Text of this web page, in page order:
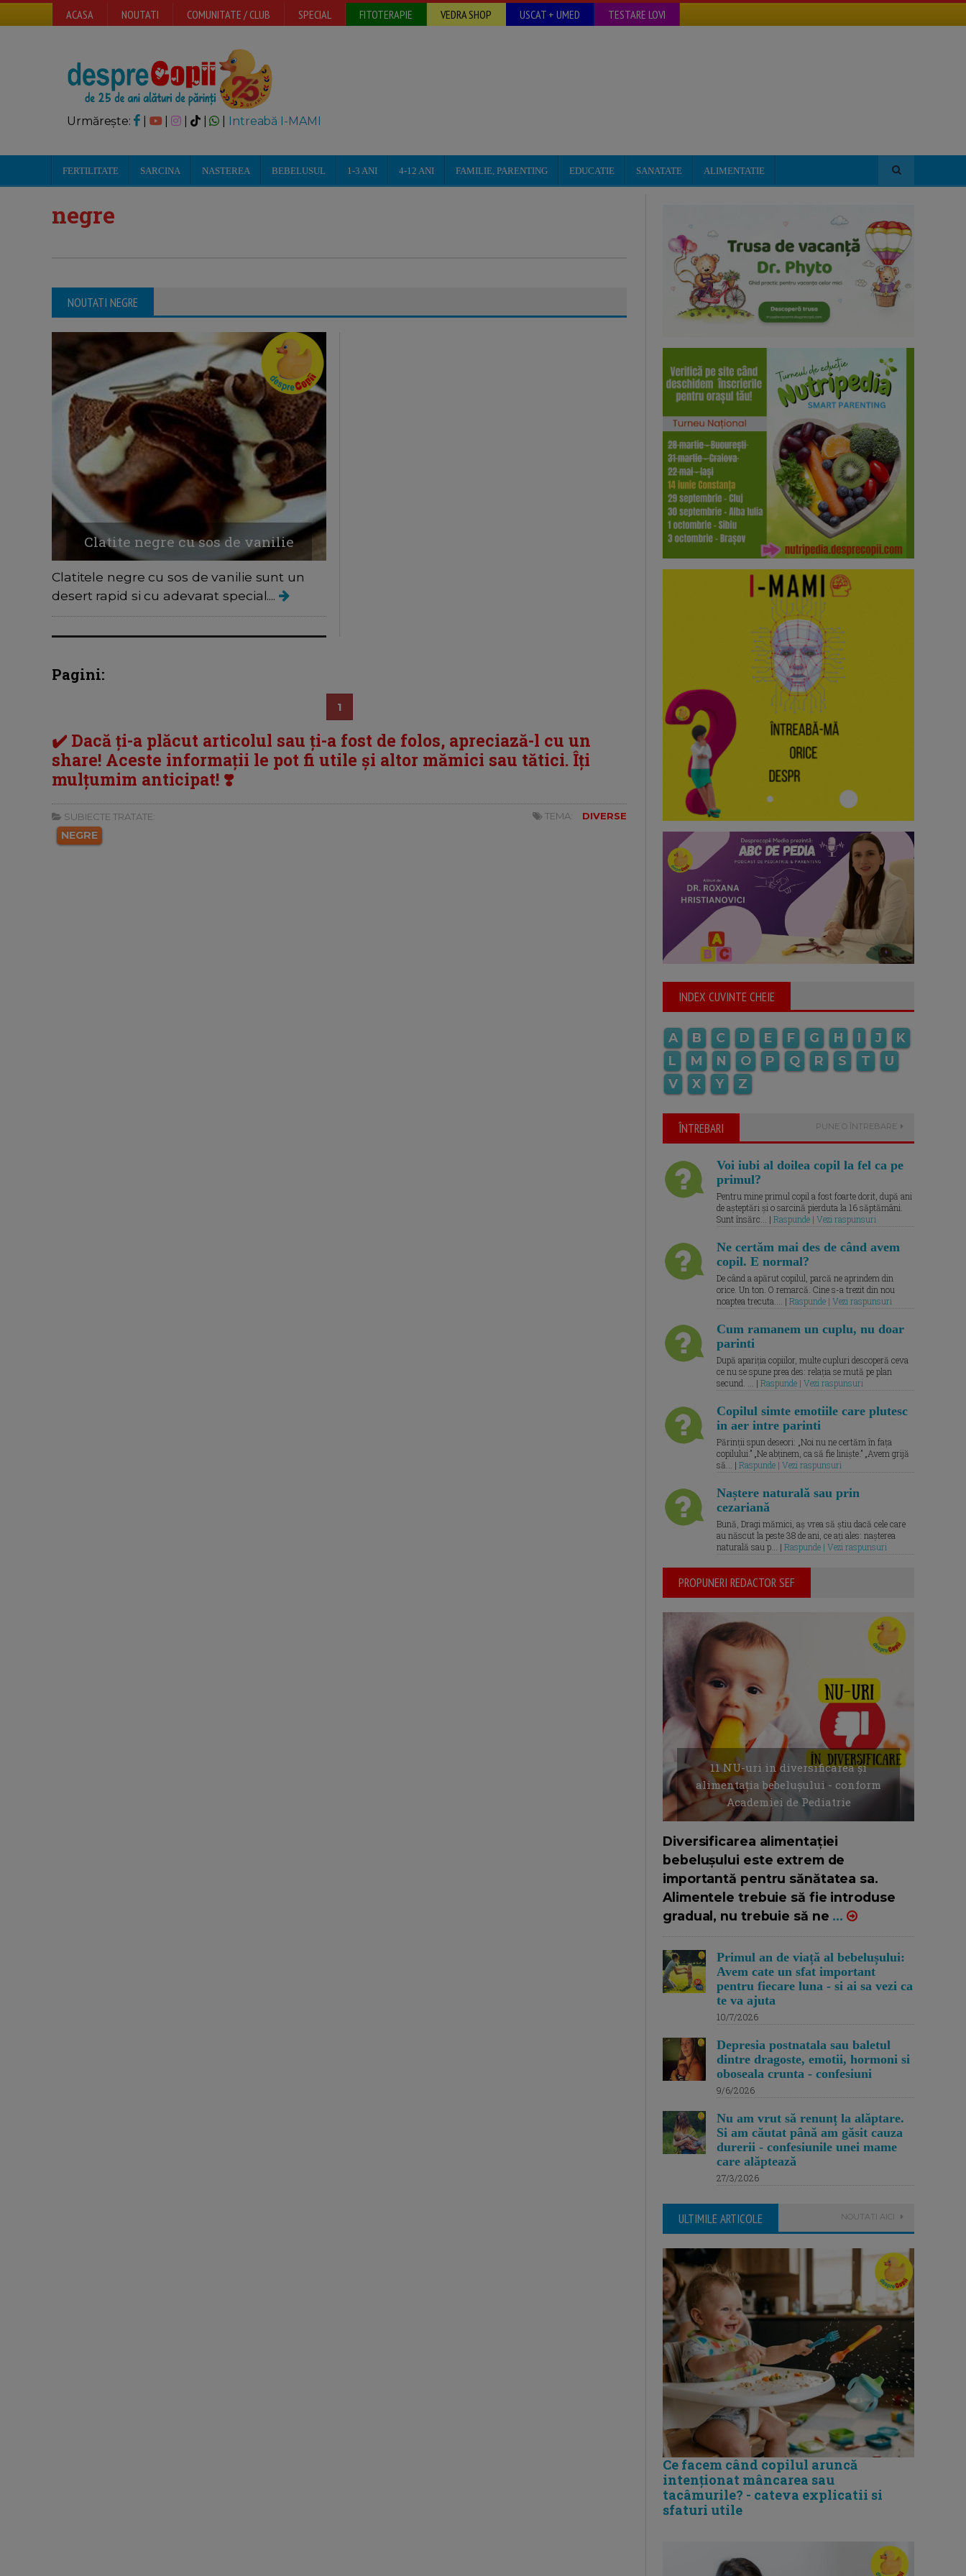
ACASA NOUTATI COMUNITATE / CLUB SPECIAL FITOTERAPIE VEDRA SHOP USCAT + UMED TESTARE LOVI
Urmărește: | | Intreabă I-MAMI
FERTILITATE SARCINA NASTEREA BEBELUSUL 1-3 ANI 4-12 ANI FAMILIE, PARENTING EDUCATIE SANATATE ALIMENTATIE
negre
NOUTATI NEGRE
Clatite negre cu sos de vanilie
Clatitele negre cu sos de vanilie sunt un
desert rapid si cu adevarat special....
Pagini:
1
✔️ Dacă ți-a plăcut articolul sau ți-a fost de folos, apreciază-l cu un
share! Aceste informații le pot fi utile și altor mămici sau tătici. Îți
mulțumim anticipat! ❣️
SUBIECTE TRATATE:
NEGRE
TEMA: DIVERSE
INDEX CUVINTE CHEIE
A B C D E F G H I J
K
L
M N O P Q R S T
U
V
X Y Z
ÎNTREBARI PUNE O ÎNTREBARE
Voi iubi al doilea copil la fel ca pe
primul?
Pentru mine primul copil a fost foarte dorit, după ani
de așteptări și o sarcină pierduta la 16 săptămâni.
Sunt însărc... | Raspunde | Vezi raspunsuri
Ne certăm mai des de când avem
copil. E normal?
De când a apărut copilul, parcă ne aprindem din
orice. Un ton. O remarcă. Cine s-a trezit din nou
noaptea trecuta.... | Raspunde | Vezi raspunsuri
Cum ramanem un cuplu, nu doar
parinti
După apariția copiilor, multe cupluri descoperă ceva
ce nu se spune prea des: relația se mută pe plan
secund. ... | Raspunde | Vezi raspunsuri
Copilul simte emotiile care plutesc
in aer intre parinti
Părinții spun deseori: „Noi nu ne certăm în fața
copilului.” „Ne abținem, ca să fie liniște.” „Avem grijă
să... | Raspunde | Vezi raspunsuri
Naștere naturală sau prin
cezariană
Bună, Dragi mămici, aș vrea să știu dacă cele care
au născut la peste 38 de ani, ce ați ales: nașterea
naturală sau p... | Raspunde | Vezi raspunsuri
PROPUNERI REDACTOR SEF
11 NU-uri in diversificarea și
alimentația bebelușului - conform
Academiei de Pediatrie
Diversificarea alimentației
bebelușului este extrem de
importantă pentru sănătatea sa.
Alimentele trebuie să fie introduse
gradual, nu trebuie să ne ...
Primul an de viață al bebelușului:
Avem cate un sfat important
pentru fiecare luna - si ai sa vezi ca
te va ajuta
10/7/2026
Depresia postnatala sau baletul
dintre dragoste, emotii, hormoni si
oboseala crunta - confesiuni
9/6/2026
Nu am vrut să renunț la alăptare.
Si am căutat până am găsit cauza
durerii - confesiunile unei mame
care alăptează
27/3/2026
ULTIMILE ARTICOLE NOUTATI AICI
Ce facem când copilul aruncă
intenționat mâncarea sau
tacâmurile? - cateva explicatii si
sfaturi utile